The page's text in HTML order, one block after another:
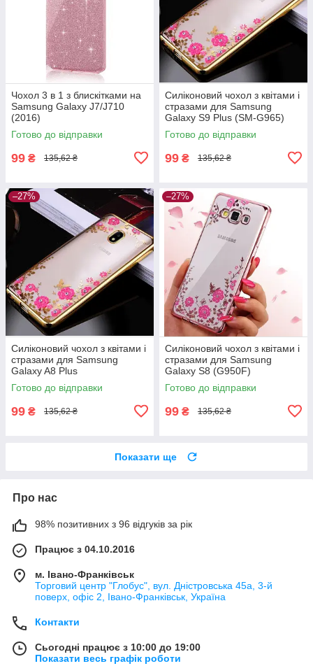
Чохол 3 в 1 з блискітками на
Samsung Galaxy J7/J710
(2016)
Готово до відправки
99 ₴ 135,62 ₴
Силіконовий чохол з квітами і
стразами для Samsung
Galaxy S9 Plus (SM-G965)
Готово до відправки
99 ₴ 135,62 ₴
–27%
Силіконовий чохол з квітами і
стразами для Samsung
Galaxy A8 Plus
Готово до відправки
99 ₴ 135,62 ₴
–27%
Силіконовий чохол з квітами і
стразами для Samsung
Galaxy S8 (G950F)
Готово до відправки
99 ₴ 135,62 ₴
Показати ще
Про нас
98% позитивних з 96 відгуків за рік
Працює з 04.10.2016
м. Івано-Франківськ
Торговий центр "Глобус", вул. Дністровська 45а, 3-й
поверх, офіс 2, Івано-Франківськ, Україна
Контакти
Сьогодні працює з 10:00 до 19:00
Показати весь графік роботи